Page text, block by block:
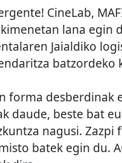
CineLab,
lana egin
Jaialdiko
batzordeko
forma desberdinak
daude, beste bat
nagusi.
batek egin du.